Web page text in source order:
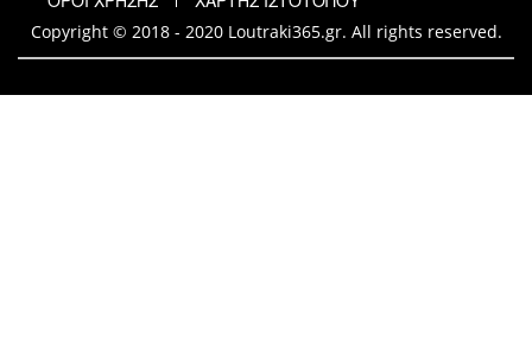
Copyright © 2018 - 2020 Loutraki365.gr. All rights reserved.